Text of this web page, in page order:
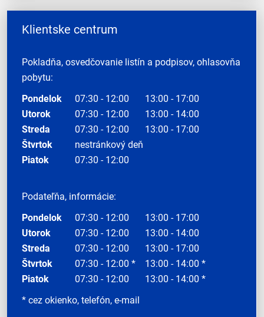
Klientske centrum
Pokladňa, osvedčovanie listín a podpisov, ohlasovňa
pobytu:
Pondelok
07:30 - 12:00
13:00 - 17:00
Utorok
07:30 - 12:00
13:00 - 14:00
Streda
07:30 - 12:00
13:00 - 17:00
Štvrtok
nestránkový deň
Piatok
07:30 - 12:00
Podateľňa, informácie:
Pondelok
07:30 - 12:00
13:00 - 17:00
Utorok
07:30 - 12:00
13:00 - 14:00
Streda
07:30 - 12:00
13:00 - 17:00
Štvrtok
07:30 - 12:00 *
13:00 - 14:00 *
Piatok
07:30 - 12:00
13:00 - 14:00 *
* cez okienko, telefón, e-mail